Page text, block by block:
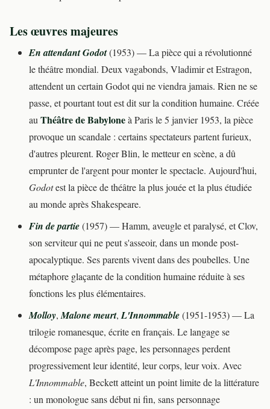
Les œuvres majeures
En attendant Godot(1953) — La pièce qui a révolutionné
le théâtre mondial. Deux vagabonds, Vladimir et Estragon,
attendent un certain Godot qui ne viendra jamais. Rien ne se
passe, et pourtant tout est dit sur la condition humaine. Créée
auThéâtre de Babyloneà Paris le 5 janvier 1953, la pièce
provoque un scandale : certains spectateurs partent furieux,
d'autres pleurent. Roger Blin, le metteur en scène, a dû
emprunter de l'argent pour monter le spectacle. Aujourd'hui,
Godotest la pièce de théâtre la plus jouée et la plus étudiée
au monde après Shakespeare.
Fin de partie(1957) — Hamm, aveugle et paralysé, et Clov,
son serviteur qui ne peut s'asseoir, dans un monde post-
apocalyptique. Ses parents vivent dans des poubelles. Une
métaphore glaçante de la condition humaine réduite à ses
fonctions les plus élémentaires.
Molloy,Malone meurt,L'Innommable(1951-1953) — La
trilogie romanesque, écrite en français. Le langage se
décompose page après page, les personnages perdent
progressivement leur identité, leur corps, leur voix. Avec
L'Innommable, Beckett atteint un point limite de la littérature
: un monologue sans début ni fin, sans personnage